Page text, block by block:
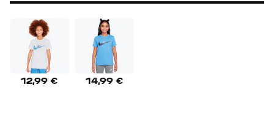
12,99 € 14,99 €